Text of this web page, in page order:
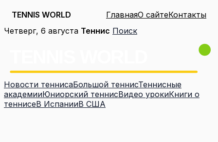
TENNIS WORLD ГлавнаяО сайтеКонтакты
Перейти
Четверг, 6 августа Теннис Поиск
Новости теннисаБольшой теннисТеннисные
академииЮниорский теннисВидео урокиКниги о
теннисеВ ИспанииВ США